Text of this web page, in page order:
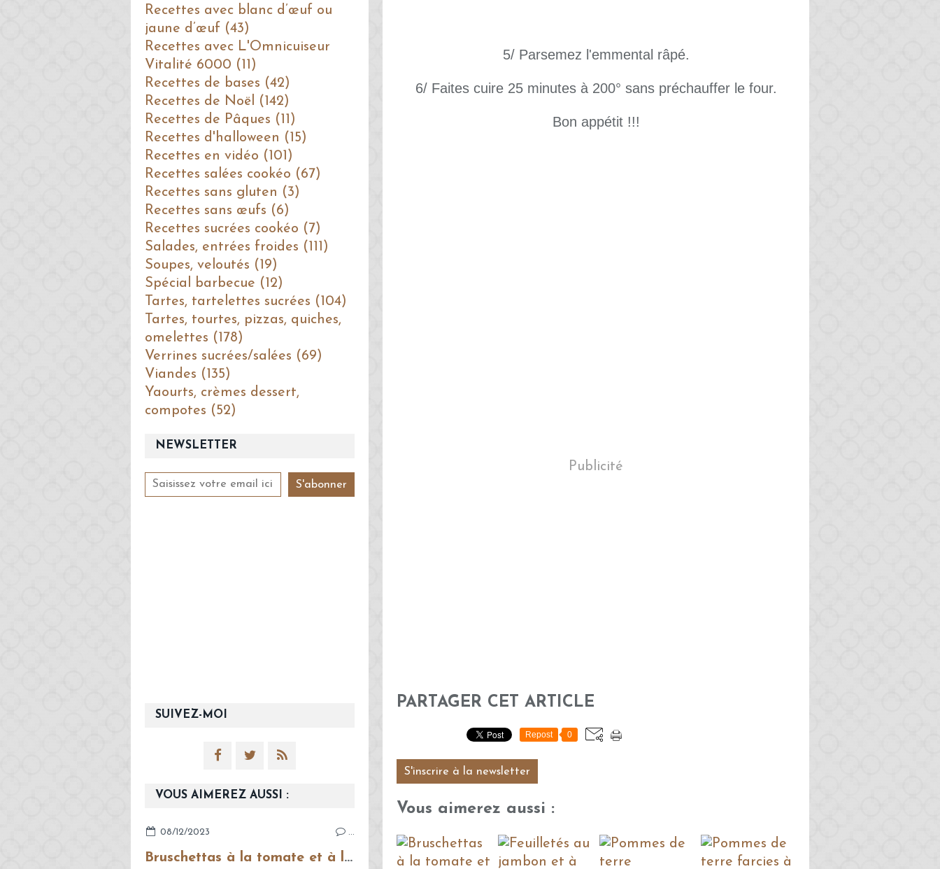
5/ Parsemez l'emmental râpé.
6/ Faites cuire 25 minutes à 200° sans préchauffer le four.
Bon appétit !!!
Publicité
PARTAGER CET ARTICLE
Repost 0
S'inscrire à la newsletter
Vous aimerez aussi :
NEWSLETTER
SUIVEZ-MOI
VOUS AIMEREZ AUSSI :
08/12/2023 …
Bruschettas à la tomate et à la mozzarella
Recettes avec blanc d’œuf ou
jaune d’œuf (43)
Recettes avec L'Omnicuiseur
Vitalité 6000 (11)
Recettes de bases (42)
Recettes de Noël (142)
Recettes de Pâques (11)
Recettes d'halloween (15)
Recettes en vidéo (101)
Recettes salées cookéo (67)
Recettes sans gluten (3)
Recettes sans œufs (6)
Recettes sucrées cookéo (7)
Salades, entrées froides (111)
Soupes, veloutés (19)
Spécial barbecue (12)
Tartes, tartelettes sucrées (104)
Tartes, tourtes, pizzas, quiches,
omelettes (178)
Verrines sucrées/salées (69)
Viandes (135)
Yaourts, crèmes dessert,
compotes (52)